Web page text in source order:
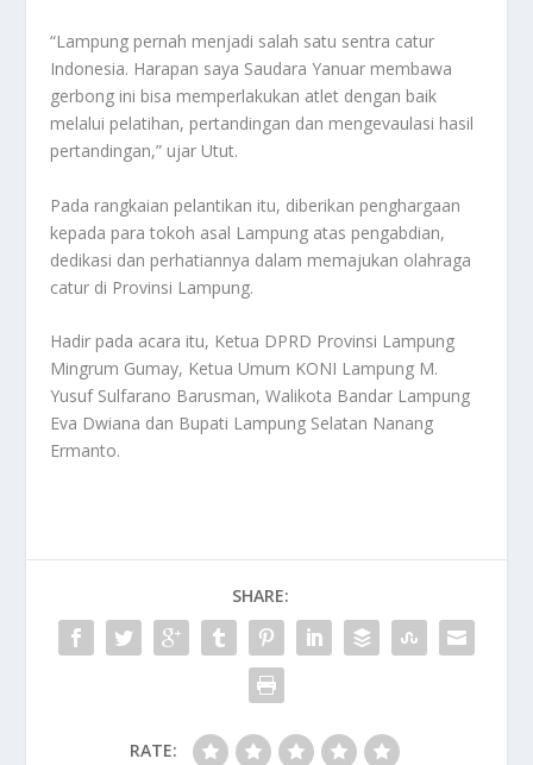
“Lampung pernah menjadi salah satu sentra catur
Indonesia. Harapan saya Saudara Yanuar membawa
gerbong ini bisa memperlakukan atlet dengan baik
melalui pelatihan, pertandingan dan mengevaulasi hasil
pertandingan,” ujar Utut.
Pada rangkaian pelantikan itu, diberikan penghargaan
kepada para tokoh asal Lampung atas pengabdian,
dedikasi dan perhatiannya dalam memajukan olahraga
catur di Provinsi Lampung.
Hadir pada acara itu, Ketua DPRD Provinsi Lampung
Mingrum Gumay, Ketua Umum KONI Lampung M.
Yusuf Sulfarano Barusman, Walikota Bandar Lampung
Eva Dwiana dan Bupati Lampung Selatan Nanang
Ermanto.
SHARE:
RATE: